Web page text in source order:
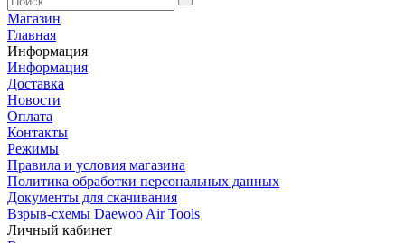
Магазин
Главная
Информация
Информация
Доставка
Новости
Оплата
Контакты
Режимы
Правила и условия магазина
Политика обработки персональных данных
Документы для скачивания
Взрыв-схемы Daewoo Air Tools
Личный кабинет